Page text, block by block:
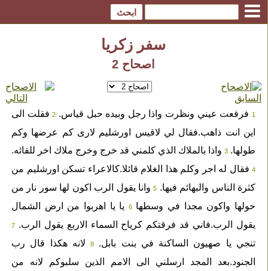
سفر زكريا
اصحاح 2
1فرفعت عيني ونظرت واذا رجل وبيده حبل قياس. 2فقلت الى
اين انت ذاهب.فقال لي لاقيس اورشليم لارى كم عرضها وكم
طولها. 3واذا بالملاك الذي كلمني قد خرج وخرج ملاك اخر للقائه.
4فقال له اجر وكلم هذا الغلام قائلا.كالاعراء تسكن اورشليم من
كثرة الناس والبهائم فيها. 5وانا يقول الرب اكون لها سور نار من
حولها واكون مجدا في وسطها 6يا يا اهربوا من ارض الشمال
يقول الرب.فاني قد فرقتكم كرياح السماء الاربع يقول الرب. 7
تنجي يا صهيون الساكنة في بنت بابل. 8لانه هكذا قال رب
الجنود.بعد المجد ارسلني الى الامم الذين سلبوكم لانه من